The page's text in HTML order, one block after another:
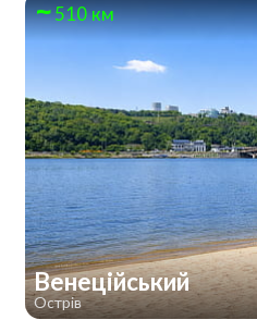
510 км
Венеційський
Острів